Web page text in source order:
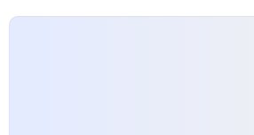
필앤칸 이란? 리필앤칸이란, '온리어스랩'이